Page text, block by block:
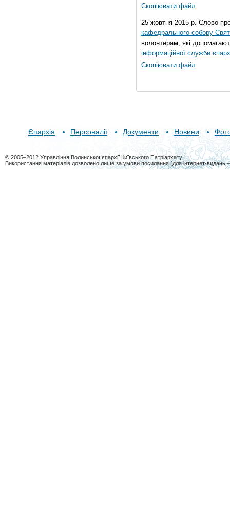
Скопіювати файл
25 жовтня 2015 р. Слово
кафедрального собору
волонтерам, які
інформаційної служби
Скопіювати файл
Єпархія Персоналії Документи Новини
© 2005–2012 Управління Волинської єпархії Київського Патріархату
Використання матеріалів дозволено лише за умови посилання (для інтернет-видань